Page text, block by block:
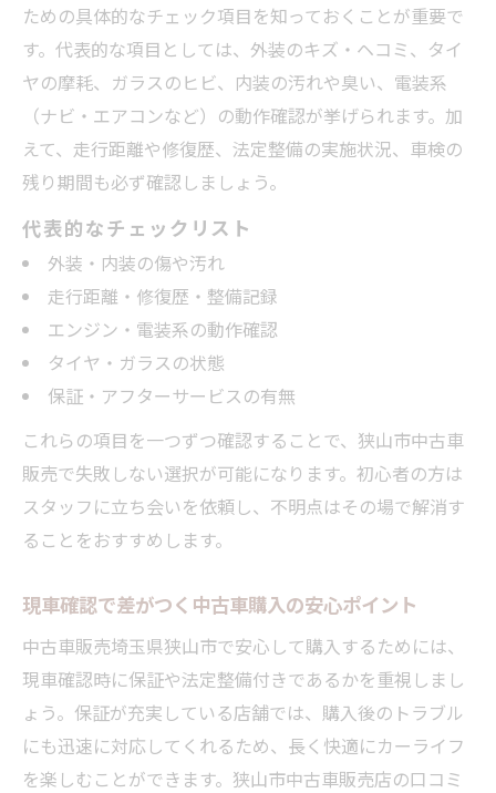
ための具体的なチェック項目を知っておくことが重要で
す。代表的な項目としては、外装のキズ・ヘコミ、タイ
ヤの摩耗、ガラスのヒビ、内装の汚れや臭い、電装系
（ナビ・エアコンなど）の動作確認が挙げられます。加
えて、走行距離や修復歴、法定整備の実施状況、車検の
残り期間も必ず確認しましょう。
代表的なチェックリスト
外装・内装の傷や汚れ
走行距離・修復歴・整備記録
エンジン・電装系の動作確認
タイヤ・ガラスの状態
保証・アフターサービスの有無
これらの項目を一つずつ確認することで、狭山市中古車
販売で失敗しない選択が可能になります。初心者の方は
スタッフに立ち会いを依頼し、不明点はその場で解消す
ることをおすすめします。
現車確認で差がつく中古車購入の安心ポイント
中古車販売埼玉県狭山市で安心して購入するためには、
現車確認時に保証や法定整備付きであるかを重視しまし
ょう。保証が充実している店舗では、購入後のトラブル
にも迅速に対応してくれるため、長く快適にカーライフ
を楽しむことができます。狭山市中古車販売店の口コミ